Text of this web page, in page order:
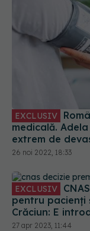
EXCLUSIV
medicală.
extrem de
deceselor
26 noi 2022, 18:33
EXCLUSIV
pentru pacienți
Crăciun: E
unde eram
27 apr 2023, 11:44